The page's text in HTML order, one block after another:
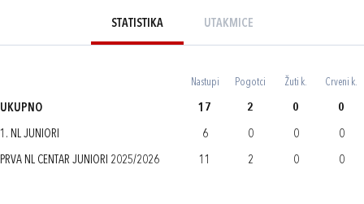
STATISTIKA UTAKMICE
Nastupi Pogotci Žuti k. Crveni k.
UKUPNO 17 2 0 0
1. NL JUNIORI 6 0 0 0
PRVA NL CENTAR JUNIORI 2025/2026 11 2 0 0